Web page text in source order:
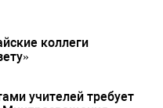
коллеги
учителей требует